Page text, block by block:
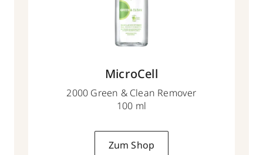
MicroCell
2000 Green & Clean Remover
100 ml
Zum Shop